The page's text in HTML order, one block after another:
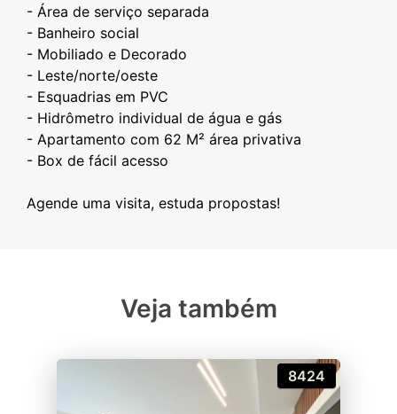
- Área de serviço separada
- Banheiro social
- Mobiliado e Decorado
- Leste/norte/oeste
- Esquadrias em PVC
- Hidrômetro individual de água e gás
- Apartamento com 62 M² área privativa
- Box de fácil acesso
Veja também
8424